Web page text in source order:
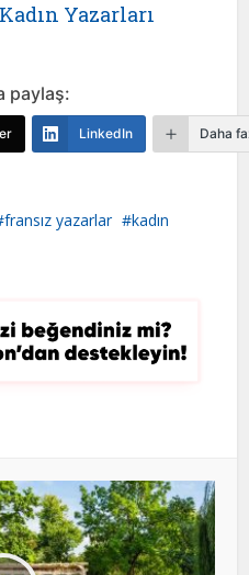
Yazarları
paylaş:
LinkedIn Daha
fransız yazarlar
kadın